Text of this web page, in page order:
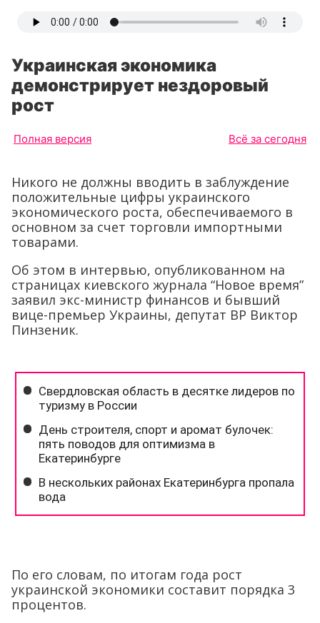
Украинская экономика
демонстрирует нездоровый
рост
Полная версия Всё за сегодня
Никого не должны вводить в заблуждение
положительные цифры украинского
экономического роста, обеспечиваемого в
основном за счет торговли импортными
товарами.
Об этом в интервью, опубликованном на
страницах киевского журнала “Новое время”
заявил экс-министр финансов и бывший
вице-премьер Украины, депутат ВР Виктор
Пинзеник.
По его словам, по итогам года рост
украинской экономики составит порядка 3
процентов.